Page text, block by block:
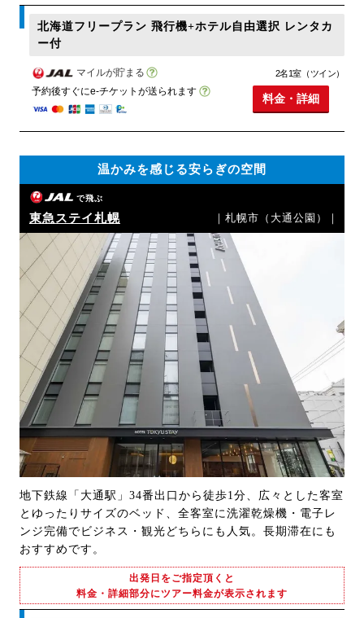
北海道フリープラン 飛行機+ホテル自由選択 レンタカ
ー付
マイルが貯まる
予約後すぐにe-チケットが送られます
2名1室（ツイン）
料金・詳細
温かみを感じる安らぎの空間
で飛ぶ
東急ステイ札幌 ｜札幌市（大通公園）｜
地下鉄線「大通駅」34番出口から徒歩1分、広々とした客室
とゆったりサイズのベッド、全客室に洗濯乾燥機・電子レ
ンジ完備でビジネス・観光どちらにも人気。長期滞在にも
おすすめです。
出発日をご指定頂くと
料金・詳細部分にツアー料金が表示されます